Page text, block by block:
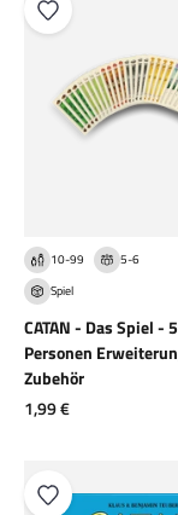
10-99
5-6
Spiel
CATAN - Das Spiel -
Personen
Zubehör
Angebot
1,99 €